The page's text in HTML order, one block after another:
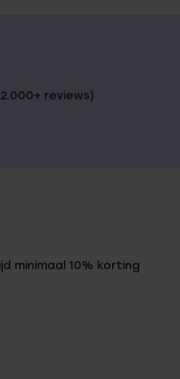
reviews)
minimaal 10% korting